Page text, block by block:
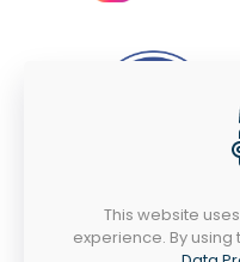
This website
experience. By